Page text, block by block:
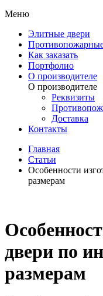
Меню
Элитные двери
Как заказать
Портфолио
О производителе
О производителе
Реквизиты
Доставка
Контакты
Главная
Статьи
Особенности
размерам
двери по
размерам